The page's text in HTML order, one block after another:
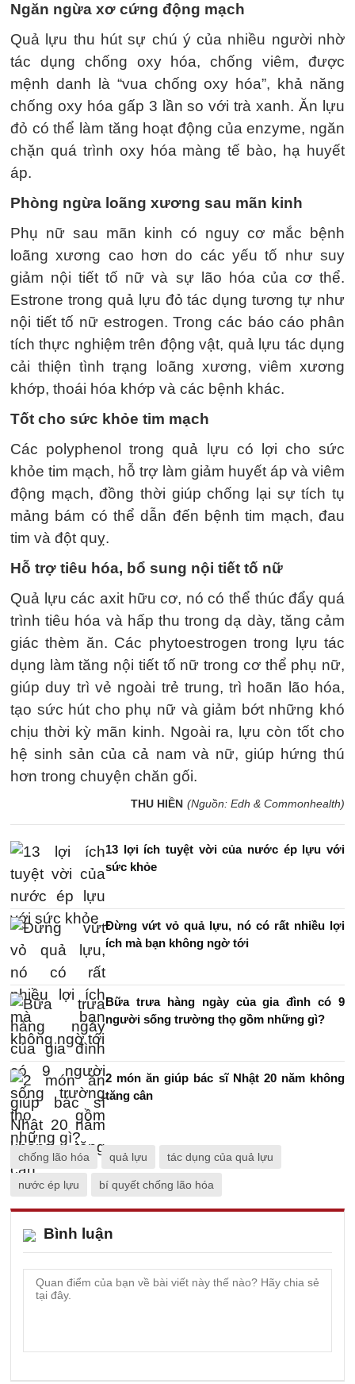
Ngăn ngừa xơ cứng động mạch
Quả lựu thu hút sự chú ý của nhiều người nhờ
tác dụng chống oxy hóa, chống viêm, được
mệnh danh là “vua chống oxy hóa”, khả năng
chống oxy hóa gấp 3 lần so với trà xanh. Ăn lựu
đỏ có thể làm tăng hoạt động của enzyme, ngăn
chặn quá trình oxy hóa màng tế bào, hạ huyết
áp.
Phòng ngừa loãng xương sau mãn kinh
Phụ nữ sau mãn kinh có nguy cơ mắc bệnh
loãng xương cao hơn do các yếu tố như suy
giảm nội tiết tố nữ và sự lão hóa của cơ thể.
Estrone trong quả lựu đỏ tác dụng tương tự như
nội tiết tố nữ estrogen. Trong các báo cáo phân
tích thực nghiệm trên động vật, quả lựu tác dụng
cải thiện tình trạng loãng xương, viêm xương
khớp, thoái hóa khớp và các bệnh khác.
Tốt cho sức khỏe tim mạch
Các polyphenol trong quả lựu có lợi cho sức
khỏe tim mạch, hỗ trợ làm giảm huyết áp và viêm
động mạch, đồng thời giúp chống lại sự tích tụ
mảng bám có thể dẫn đến bệnh tim mạch, đau
tim và đột quỵ.
Hỗ trợ tiêu hóa, bổ sung nội tiết tố nữ
Quả lựu các axit hữu cơ, nó có thể thúc đẩy quá
trình tiêu hóa và hấp thu trong dạ dày, tăng cảm
giác thèm ăn. Các phytoestrogen trong lựu tác
dụng làm tăng nội tiết tố nữ trong cơ thể phụ nữ,
giúp duy trì vẻ ngoài trẻ trung, trì hoãn lão hóa,
tạo sức hút cho phụ nữ và giảm bớt những khó
chịu thời kỳ mãn kinh. Ngoài ra, lựu còn tốt cho
hệ sinh sản của cả nam và nữ, giúp hứng thú
hơn trong chuyện chăn gối.
THU HIỀN (Nguồn: Edh & Commonhealth)
13 lợi ích tuyệt vời của nước ép lựu với
sức khỏe
Đừng vứt vỏ quả lựu, nó có rất nhiều lợi
ích mà bạn không ngờ tới
Bữa trưa hàng ngày của gia đình có 9
người sống trường thọ gồm những gì?
2 món ăn giúp bác sĩ Nhật 20 năm không
tăng cân
chống lão hóa quả lựu tác dụng của quả lựu
nước ép lựu bí quyết chống lão hóa
Bình luận